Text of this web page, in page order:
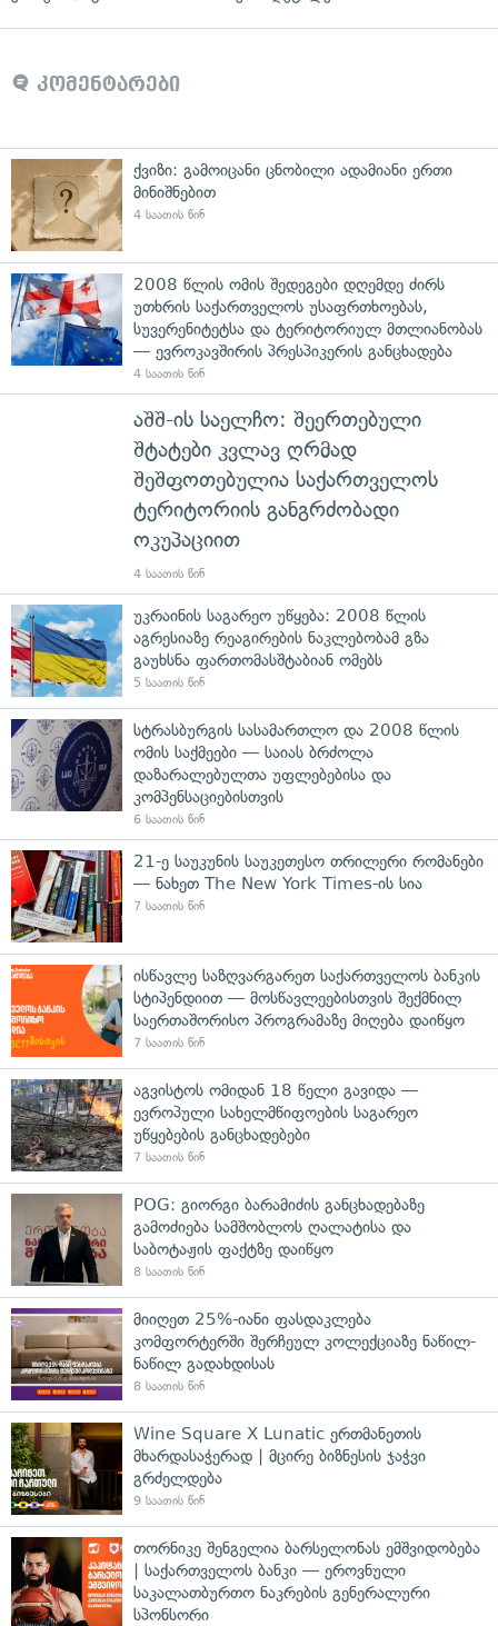
კომენტარები
ქვიზი: გამოიცანი ცნობილი ადამიანი ერთი
მინიშნებით
4 საათის წინ
2008 წლის ომის შედეგები დღემდე ძირს
უთხრის საქართველოს უსაფრთხოებას,
სუვერენიტეტსა და ტერიტორიულ მთლიანობას
— ევროკავშირის პრესპიკერის განცხადება
4 საათის წინ
აშშ-ის საელჩო: შეერთებული
შტატები კვლავ ღრმად
შეშფოთებულია საქართველოს
ტერიტორიის განგრძობადი
ოკუპაციით
4 საათის წინ
უკრაინის საგარეო უწყება: 2008 წლის
აგრესიაზე რეაგირების ნაკლებობამ გზა
გაუხსნა ფართომასშტაბიან ომებს
5 საათის წინ
სტრასბურგის სასამართლო და 2008 წლის
ომის საქმეები — საიას ბრძოლა
დაზარალებულთა უფლებებისა და
კომპენსაციებისთვის
6 საათის წინ
21-ე საუკუნის საუკეთესო თრილერი რომანები
— ნახეთ The New York Times-ის სია
7 საათის წინ
ისწავლე საზღვარგარეთ საქართველოს ბანკის
სტიპენდიით — მოსწავლეებისთვის შექმნილ
საერთაშორისო პროგრამაზე მიღება დაიწყო
7 საათის წინ
აგვისტოს ომიდან 18 წელი გავიდა —
ევროპული სახელმწიფოების საგარეო
უწყებების განცხადებები
7 საათის წინ
POG: გიორგი ბარამიძის განცხადებაზე
გამოძიება სამშობლოს ღალატისა და
საბოტაჟის ფაქტზე დაიწყო
8 საათის წინ
მიიღეთ 25%-იანი ფასდაკლება
კომფორტერში შერჩეულ კოლექციაზე ნაწილ-
ნაწილ გადახდისას
8 საათის წინ
Wine Square X Lunatic ერთმანეთის
მხარდასაჭერად | მცირე ბიზნესის ჯაჭვი
გრძელდება
9 საათის წინ
თორნიკე შენგელია ბარსელონას ემშვიდობება
| საქართველოს ბანკი — ეროვნული
საკალათბურთო ნაკრების გენერალური
სპონსორი